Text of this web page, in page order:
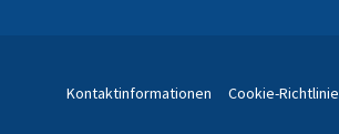
Kontaktinformationen Cookie-Richtlinie